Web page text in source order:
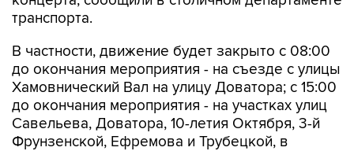
В частности, движение будет закрыто с 08:00
Хамовнический Вал на улицу Доватора; с 15:00
до окончания мероприятия - на участках улиц
Савельева, Доватора, 10-летия Октября, 3-й
Фрунзенской, Ефремова и Трубецкой, в
Проектируемом проезде № 2309.